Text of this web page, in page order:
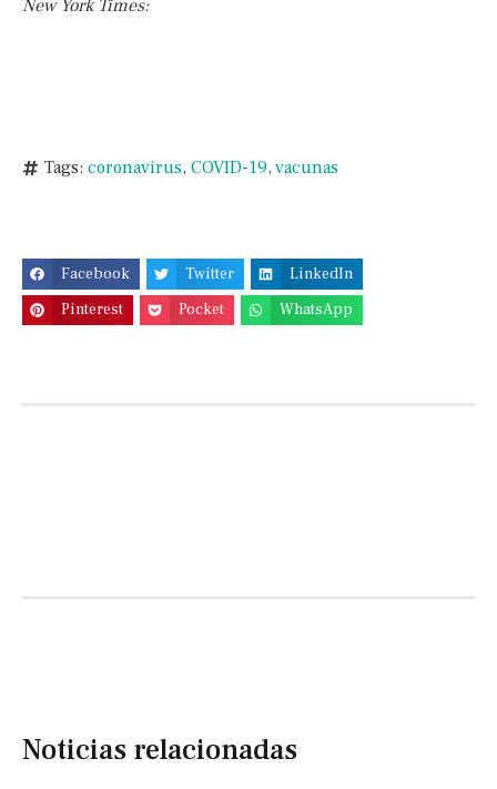
New York Times:
Tags: coronavirus, COVID-19, vacunas
Facebook Twitter
LinkedIn
Pinterest
Pocket WhatsApp
Noticias relacionadas